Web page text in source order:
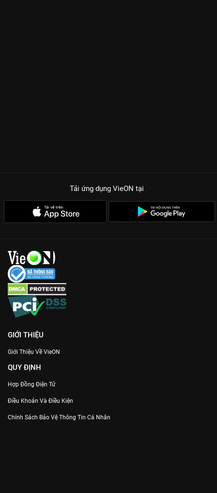
Tải ứng dụng VieON tại
GIỚI THIỆU
Giới Thiệu Về VieON
QUY ĐỊNH
Hợp Đồng Điện Tử
Điều Khoản Và Điều Kiện
Chính Sách Bảo Vệ Thông Tin Cá Nhân